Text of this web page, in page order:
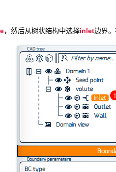
，然后从树状结构中选择inlet边界